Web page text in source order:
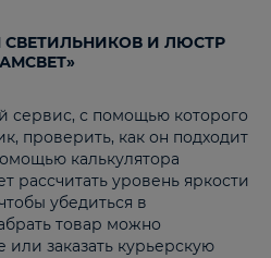
СВЕТИЛЬНИКОВ И ЛЮСТР
сервис, с помощью которого
проверить, как он подходит
калькулятора
уровень яркости
убедиться в
товар можно
заказать курьерскую